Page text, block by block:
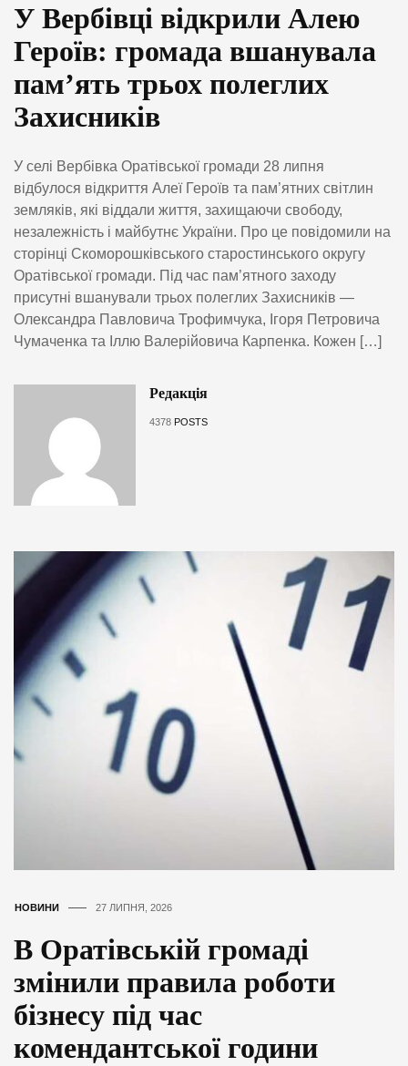
У Вербівці відкрили Алею
Героїв: громада вшанувала
пам’ять трьох полеглих
Захисників
У селі Вербівка Оратівської громади 28 липня
відбулося відкриття Алеї Героїв та пам’ятних світлин
земляків, які віддали життя, захищаючи свободу,
незалежність і майбутнє України. Про це повідомили на
сторінці Скоморошківського старостинського округу
Оратівської громади. Під час пам’ятного заходу
присутні вшанували трьох полеглих Захисників —
Олександра Павловича Трофимчука, Ігоря Петровича
Чумаченка та Іллю Валерійовича Карпенка. Кожен […]
Редакція
4378 POSTS
НОВИНИ 27 ЛИПНЯ, 2026
В Оратівській громаді
змінили правила роботи
бізнесу під час
комендантської години